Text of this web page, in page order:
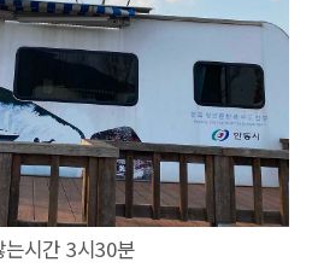
시간 3시30분